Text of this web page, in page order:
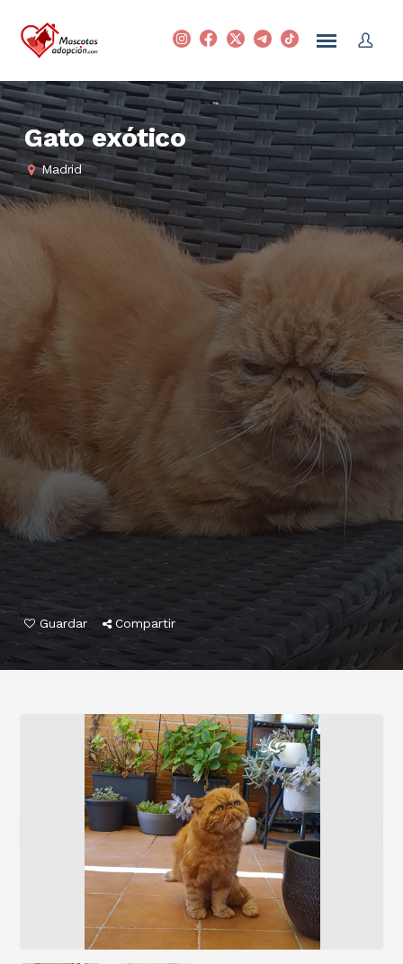
Gato exótico
Madrid
Guardar Compartir